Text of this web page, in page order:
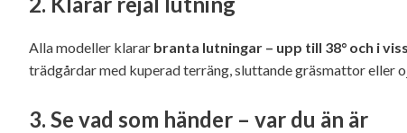
Alla modeller klarar branta lutningar – upp till 38° och i
trädgårdar med kuperad terräng, sluttande gräsmattor eller
3. Se vad som händer – var du än är